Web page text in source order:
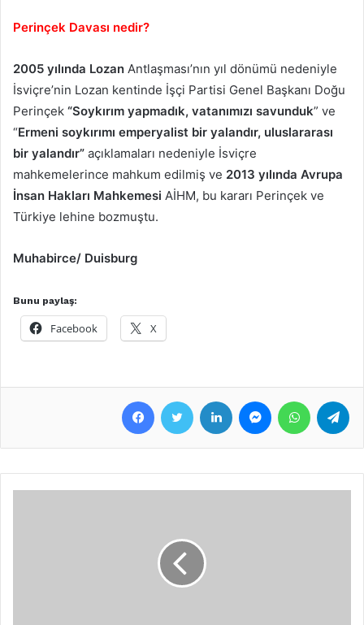
Perinçek Davası nedir?
2005 yılında Lozan Antlaşması’nın yıl dönümü nedeniyle
İsviçre’nin Lozan kentinde İşçi Partisi Genel Başkanı Doğu
Perinçek “Soykırım yapmadık, vatanımızı savunduk” ve
“Ermeni soykırımı emperyalist bir yalandır, uluslararası
bir yalandır” açıklamaları nedeniyle İsviçre
mahkemelerince mahkum edilmiş ve 2013 yılında Avrupa
İnsan Hakları Mahkemesi AİHM, bu kararı Perinçek ve
Türkiye lehine bozmuştu.
Muhabirce/ Duisburg
Bunu paylaş:
Facebook X